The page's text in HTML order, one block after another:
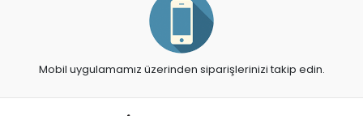
Mobil uygulamamız üzerinden siparişlerinizi takip edin.